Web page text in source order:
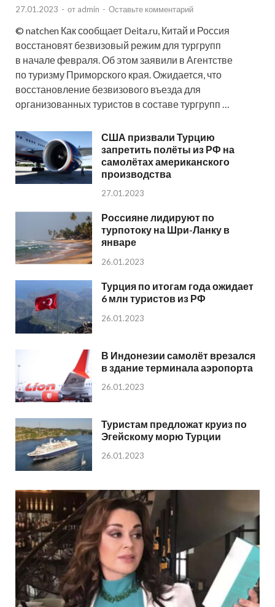
27.01.2023 - от admin - Оставьте комментарий
© natchen Как сообщает Deita.ru, Китай и Россия
восстановят безвизовый режим для тургрупп
в начале февраля. Об этом заявили в Агентстве
по туризму Приморского края. Ожидается, что
восстановление безвизового въезда для
организованных туристов в составе тургрупп …
США призвали Турцию
запретить полёты из РФ на
самолётах американского
производства
27.01.2023
Россияне лидируют по
турпотоку на Шри-Ланку в
январе
26.01.2023
Турция по итогам года ожидает
6 млн туристов из РФ
26.01.2023
В Индонезии самолёт врезался
в здание терминала аэропорта
26.01.2023
Туристам предложат круиз по
Эгейскому морю Турции
26.01.2023